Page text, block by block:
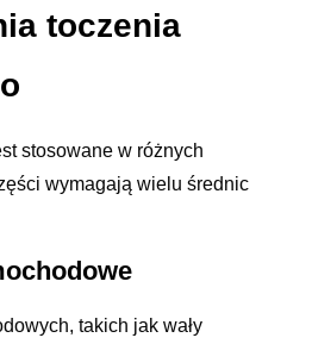
toczenia
stosowane w różnych
wymagają wielu średnic
takich jak wały